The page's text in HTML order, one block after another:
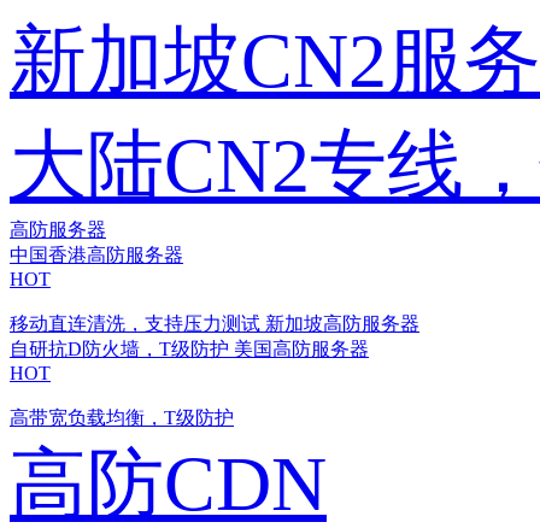
新加坡CN2服
大陆CN2专线
高防服务器
中国香港高防服务器
HOT
移动直连清洗，支持压力测试 新加坡高防服务器
自研抗D防火墙，T级防护 美国高防服务器
HOT
高带宽负载均衡，T级防护
高防CDN